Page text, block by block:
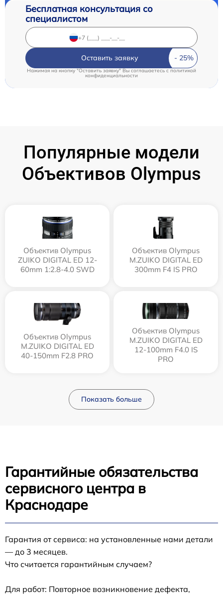
Бесплатная консультация со
специалистом
Оставить заявку
Нажимая на кнопку "Оставить заявку" Вы соглашаетесь c политикой
конфиденциальности
Популярные модели
Объективов Olympus
Объектив Olympus
ZUIKO DIGITAL ED 12-
60mm 1:2.8-4.0 SWD
Объектив Olympus
M.ZUIKO DIGITAL ED
300mm F4 IS PRO
Объектив Olympus
M.ZUIKO DIGITAL ED
40-150mm F2.8 PRO
Объектив Olympus
M.ZUIKO DIGITAL ED
12‑100mm F4.0 IS
PRO
Показать больше
Гарантийные обязательства
сервисного центра в
Краснодаре
Гарантия от сервиса: на установленные нами детали
— до 3 месяцев.
Что считается гарантийным случаем?
Для работ: Повторное возникновение дефекта,